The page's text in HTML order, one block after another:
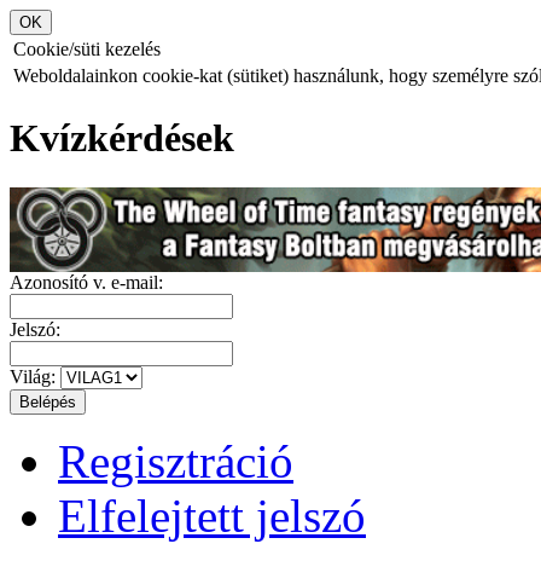
Cookie/süti kezelés
Weboldalainkon cookie-kat (sütiket) használunk, hogy személyre
Kvízkérdések
Azonosító v. e-mail:
Jelszó:
Világ:
Regisztráció
Elfelejtett jelszó